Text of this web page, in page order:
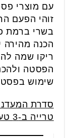
עם מוצרי
זוהי הפעם
בשרי ברמת
הכנה מהירה
ריקו שמה
הפסטה
שימוש
סדרת
טרייה ב-3 טעמים